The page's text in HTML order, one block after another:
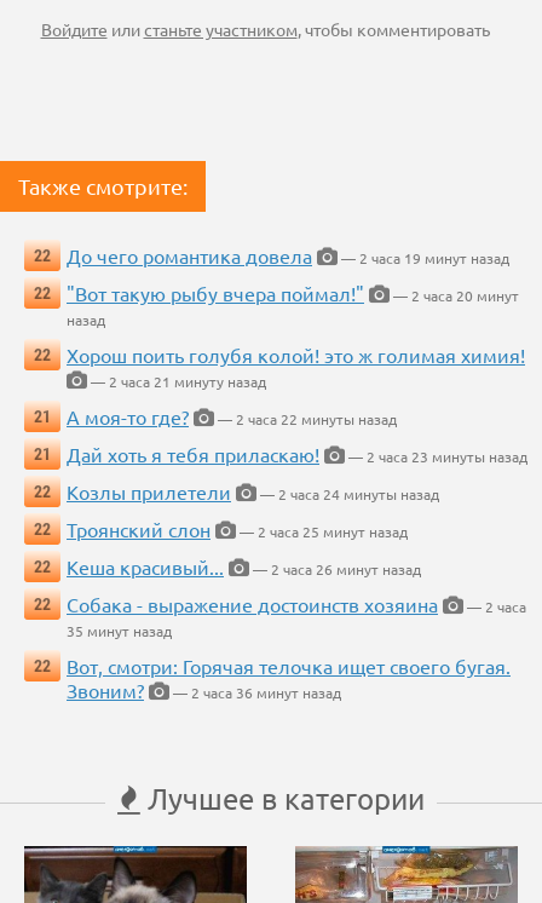
Войдите илистаньте участником, чтобы комментировать
Также смотрите:
22 До чего романтика довела
— 2 часа 19 минут назад
22
"Вот такую рыбу вчера поймал!"
— 2 часа 20 минут
назад
22
Хорош поить голубя колой! это ж голимая химия!
— 2 часа 21 минуту назад
21
А моя-то где?
— 2 часа 22 минуты назад
21
Дай хоть я тебя приласкаю!
— 2 часа 23 минуты назад
22
Козлы прилетели
— 2 часа 24 минуты назад
22
Троянский слон
— 2 часа 25 минут назад
22
Кеша красивый...
— 2 часа 26 минут назад
22
Собака - выражение достоинств хозяина
— 2 часа
35 минут назад
22
Вот, смотри: Горячая телочка ищет своего бугая.
Звоним?
— 2 часа 36 минут назад
Лучшее в категории